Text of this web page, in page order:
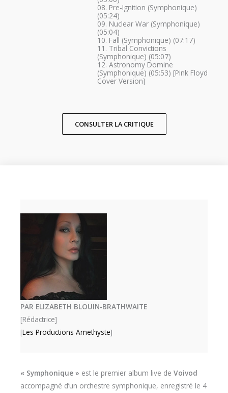
08. Pre-Ignition (Symphonique)
(05:24)
09. Nuclear War (Symphonique)
(05:04)
10. Fall (Symphonique) (07:17)
11. Tribal Convictions
(Symphonique) (05:07)
12. Astronomy Domine
(Symphonique) (05:53) [Pink Floyd
Cover Version]
CONSULTER LA CRITIQUE
PAR ELIZABETH BLOUIN-BRATHWAITE
[Rédactrice]
[Les Productions Amethyste]
« Symphonique » est le premier album live de Voivod
accompagné d’un orchestre symphonique, enregistré le 4